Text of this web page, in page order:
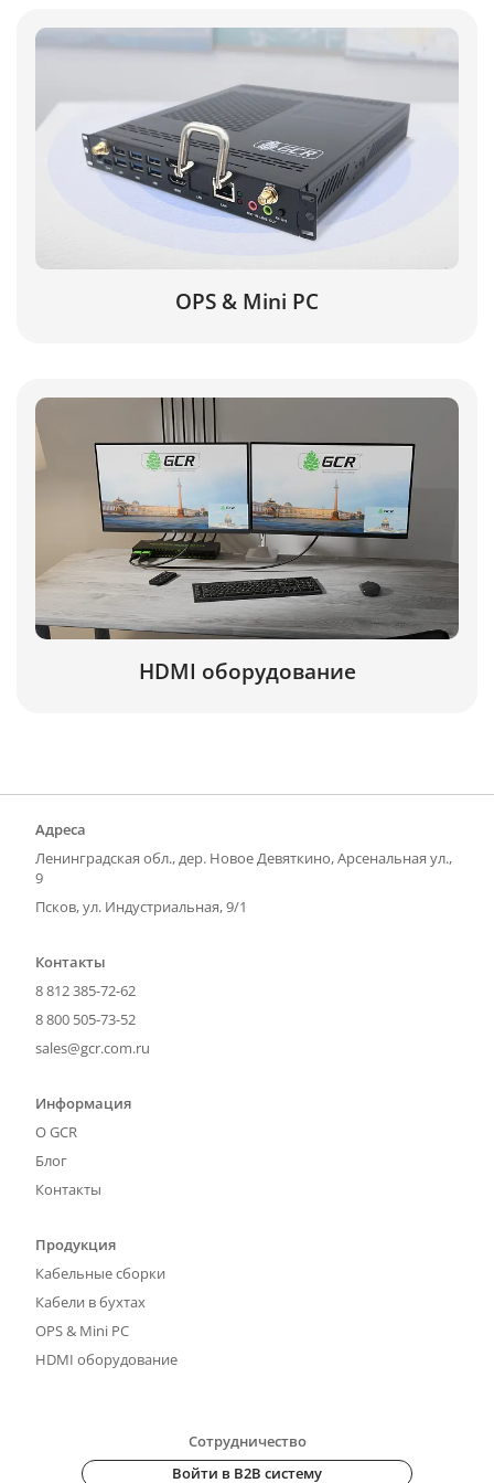
OPS & Mini PC
HDMI оборудование
Адреса
Ленинградская обл., дер. Новое Девяткино, Арсенальная ул.,
9
Псков, ул. Индустриальная, 9/1
Контакты
8 812 385-72-62
8 800 505-73-52
sales@gcr.com.ru
Информация
О GCR
Блог
Контакты
Продукция
Кабельные сборки
Кабели в бухтах
OPS & Mini PC
HDMI оборудование
Сотрудничество
Войти в B2B систему